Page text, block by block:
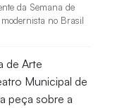
da Semana de
no Brasil
de Arte
Municipal de
peça sobre a